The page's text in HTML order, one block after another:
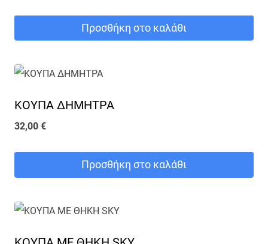
Προσθήκη στο καλάθι
ΚΟΥΠΑ ΔΗΜΗΤΡΑ
32,00 €
Προσθήκη στο καλάθι